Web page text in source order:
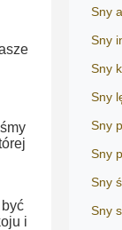
i
Sny
Sny
Sny
Sny
Sny
Sny
Sny
Sny